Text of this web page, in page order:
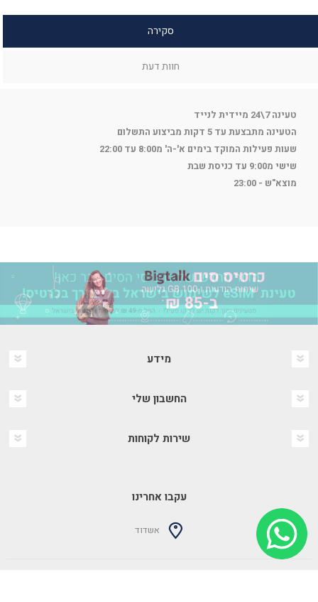
סקירה
חוות דעת
טעינה 7\24 מיידית לנייד
הטעינה מתבצעת עד 5 דקות מביצוע התשלום
שעות פעילות המוקד בימים א'-ה' מ8:00 עד 22:00
שישי מ9:00 עד כניסת שבת
מוצא"ש - 23:00
מידע
החשבון שלי
שירות לקוחות
עקבו אחרינו
אשדוד